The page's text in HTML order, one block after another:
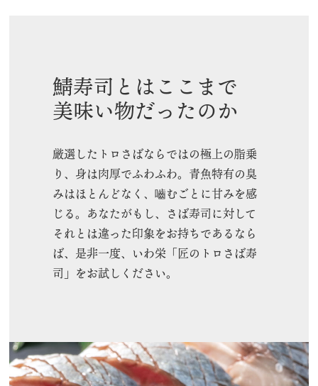
鯖寿司とはここまで
美味い物だったのか
厳選したトロさばならではの極上の脂乗
り、身は肉厚でふわふわ。青魚特有の臭
みはほとんどなく、嚙むごとに甘みを感
じる。あなたがもし、さば寿司に対して
それとは違った印象をお持ちであるなら
ば、是非一度、いわ栄「匠のトロさば寿
司」をお試しください。